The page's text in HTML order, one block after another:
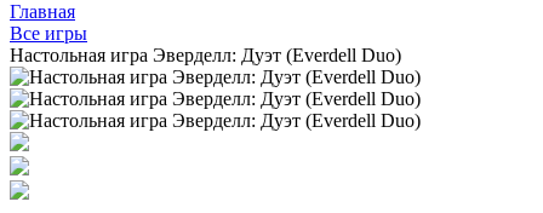
Главная
Все игры
Настольная игра Эверделл: Дуэт (Everdell Duo)